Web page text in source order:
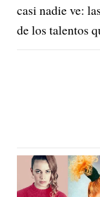
casi nadie ve:
de los talentos